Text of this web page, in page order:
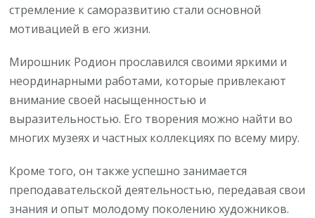
стремление к саморазвитию стали основной
мотивацией в его жизни.
Мирошник Родион прославился своими яркими и
неординарными работами, которые привлекают
внимание своей насыщенностью и
выразительностью. Его творения можно найти во
многих музеях и частных коллекциях по всему миру.
Кроме того, он также успешно занимается
преподавательской деятельностью, передавая свои
знания и опыт молодому поколению художников.